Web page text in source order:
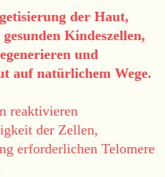
der Haut,
Kindeszellen,
und
auf natürlichem Wege.
reaktivieren
der Zellen,
erforderlichen Telomere